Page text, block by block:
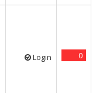
Login 0